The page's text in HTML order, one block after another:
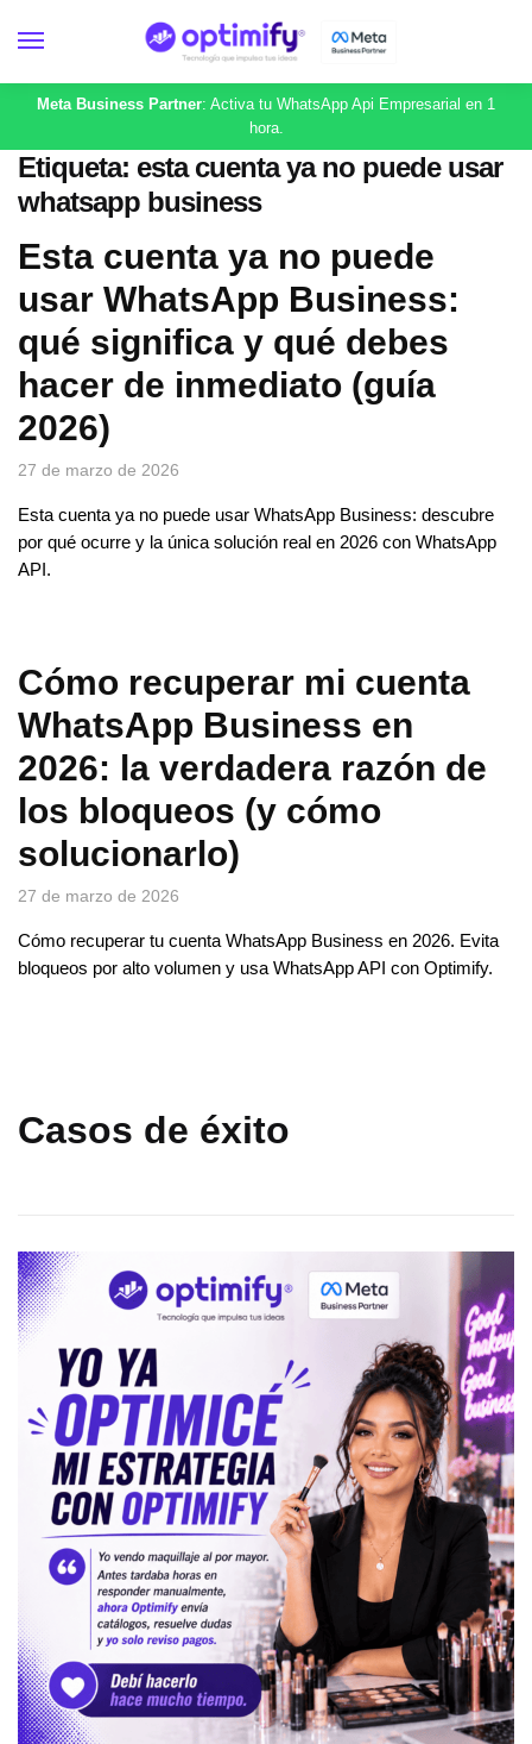
Meta Business Partner: Activa tu WhatsApp Api Empresarial en 1
hora.
Etiqueta: esta cuenta ya no puede usar
whatsapp business
Esta cuenta ya no puede
usar WhatsApp Business:
qué significa y qué debes
hacer de inmediato (guía
2026)
27 de marzo de 2026
Esta cuenta ya no puede usar WhatsApp Business: descubre
por qué ocurre y la única solución real en 2026 con WhatsApp
API.
Cómo recuperar mi cuenta
WhatsApp Business en
2026: la verdadera razón de
los bloqueos (y cómo
solucionarlo)
27 de marzo de 2026
Cómo recuperar tu cuenta WhatsApp Business en 2026. Evita
bloqueos por alto volumen y usa WhatsApp API con Optimify.
Casos de éxito